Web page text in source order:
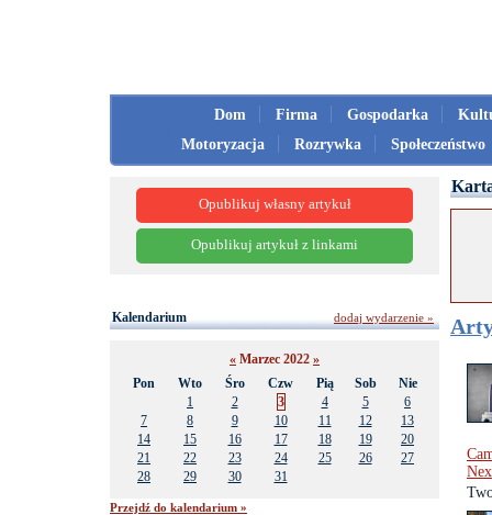
Dom Firma Gospodarka
Motoryzacja
Rozrywka Społeczeństwo
Opublikuj własny artykuł
Opublikuj artykuł z linkami
Kalendarium
« Marzec 2022 »
Pon
Wto Śro Czw Pią Sob
Nie
1
2 3 4 5
6
7
8 9 10 11 12
13
14
15 16 17 18 19
20
21
22 23 24 25 26
27
28
29 30 31
Przejdź do kalendarium »
dodaj wydarzenie »